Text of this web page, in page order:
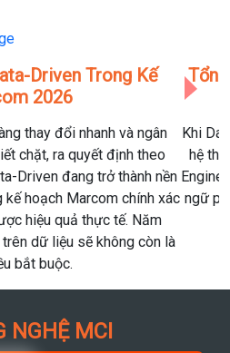
Ngữ Data Science & Data
Biến Nhất Năm 2026
mạnh sang hướng ứng dụng và
Scientist, Data Engineer và AI
Dưới đây là một trong những thuật
học dữ liệu cần nắm vững trong
2026.
NGHỆ MCI